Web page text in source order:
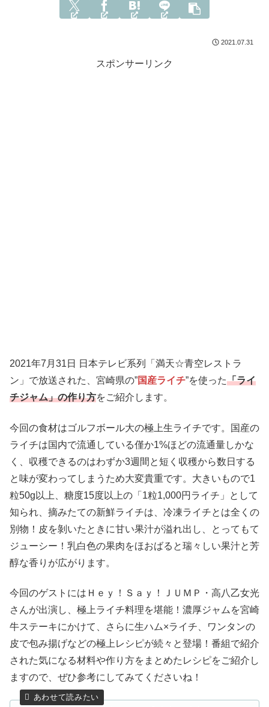
2021.07.31
スポンサーリンク
2021年7月31日 日本テレビ系列「満天☆青空レストラ
ン」で放送された、宮崎県の”国産ライチ”を使った「ライ
チジャム」の作り方をご紹介します。
今回の食材はゴルフボール大の極上生ライチです。国産の
ライチは国内で流通している僅か1%ほどの流通量しかな
く、収穫できるのはわずか3週間と短く収穫から数日する
と味が変わってしまうため大変貴重です。大きいもので1
粒50g以上、糖度15度以上の「1粒1,000円ライチ」として
知られ、摘みたての新鮮ライチは、冷凍ライチとは全くの
別物！皮を剝いたときに甘い果汁が溢れ出し、とってもて
ジューシー！乳白色の果肉をほおばると瑞々しい果汁と芳
醇な香りが広がります。
今回のゲストにはＨｅｙ！Ｓａｙ！ＪＵＭＰ・高八乙女光
さんが出演し、極上ライチ料理を堪能！濃厚ジャムを宮崎
牛ステーキにかけて、さらに生ハム×ライチ、ワンタンの
皮で包み揚げなどの極上レシピが続々と登場！番組で紹介
された気になる材料や作り方をまとめたレシピをご紹介し
ますので、ぜひ参考にしてみてくださいね！